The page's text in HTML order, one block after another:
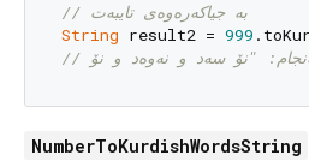
// بە جیاکەرەوەی تایبەت
String result2 = 999
NumberToKurdishWordsString